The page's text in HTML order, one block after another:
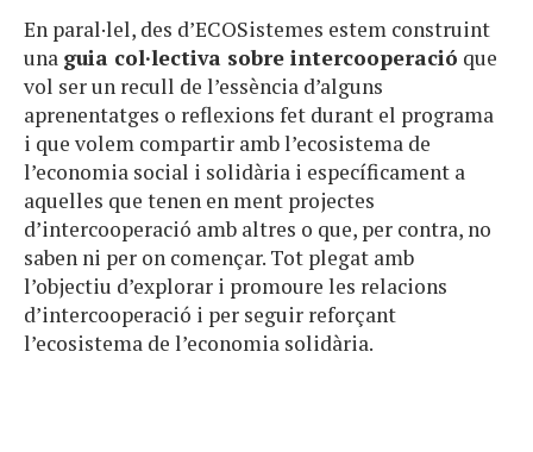
En paral·lel, des d’ECOSistemes estem construint
una guia col·lectiva sobre intercooperació que
vol ser un recull de l’essència d’alguns
aprenentatges o reflexions fet durant el programa
i que volem compartir amb l’ecosistema de
l’economia social i solidària i específicament a
aquelles que tenen en ment projectes
d’intercooperació amb altres o que, per contra, no
saben ni per on començar. Tot plegat amb
l’objectiu d’explorar i promoure les relacions
d’intercooperació i per seguir reforçant
l’ecosistema de l’economia solidària.